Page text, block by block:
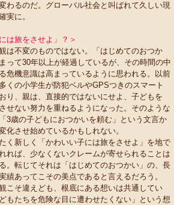
わるのだ。グローバル社会と叫ばれて久しい現
実に。
は旅をさせよ」？＞
は不変のものではない。「はじめてのおつか
って30年以上が経過しているが、その時間の中
危機意識は高まっているように思われる。以前
くの小学生が防犯ベルやGPSつきのスマート
り、親は、直接的ではないにせよ、子どもを
せない努力を重ねるようになった。そのような
3歳の子どもにおつかいを頼む」という文言か
化させ始めているかもしれない。
く新しく「かわいい子には旅をさせよ」を地で
れば、少なくないクレームが寄せられることは
。転じてそれは「はじめてのおつかい」の、長
績あってこその美点であると言えるだろう。
こそ違えども、根底にある想いは共通してい
もたちを危険な目に遭わせたくない」という想